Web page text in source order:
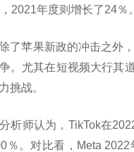
2021年度则增长了24％。
了苹果新政的冲击之外
。尤其在短视频大行其
挑战。
析师认为，TikTok在
％。对比看，Meta